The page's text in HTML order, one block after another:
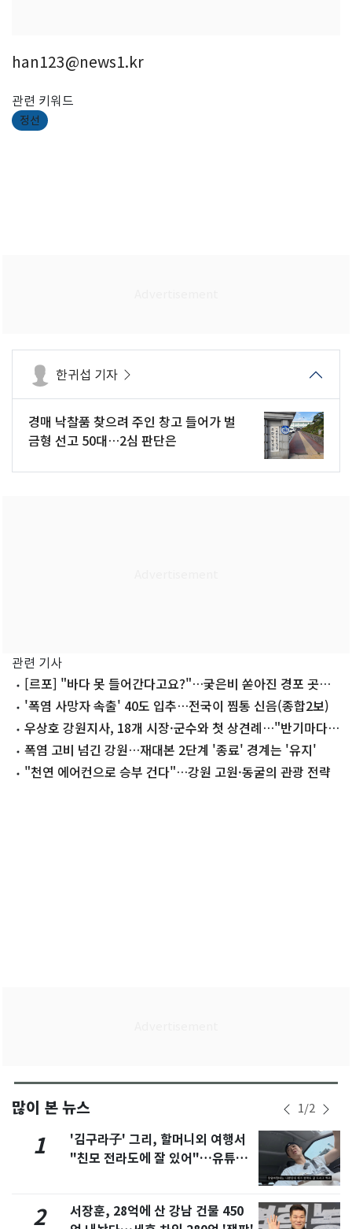
han123@news1.kr
관련 키워드
정선
한귀섭 기자
경매 낙찰품 찾으려 주인 창고 들어가 벌
금형 선고 50대…2심 판단은
관련 기사
[르포] "바다 못 들어간다고요?"…궂은비 쏟아진 경포 곳곳
서 '탄식'
'폭염 사망자 속출' 40도 입추…전국이 찜통 신음(종합2보)
우상호 강원지사, 18개 시장·군수와 첫 상견례…"반기마다
만나자"
폭염 고비 넘긴 강원…재대본 2단계 '종료' 경계는 '유지'
"천연 에어컨으로 승부 건다"…강원 고원·동굴의 관광 전략
많이 본 뉴스 1/2
1
'김구라子' 그리, 할머니외 여행서
"친모 전라도에 잘 있어"…유튜브
2
서장훈, 28억에 산 강남 건물 450